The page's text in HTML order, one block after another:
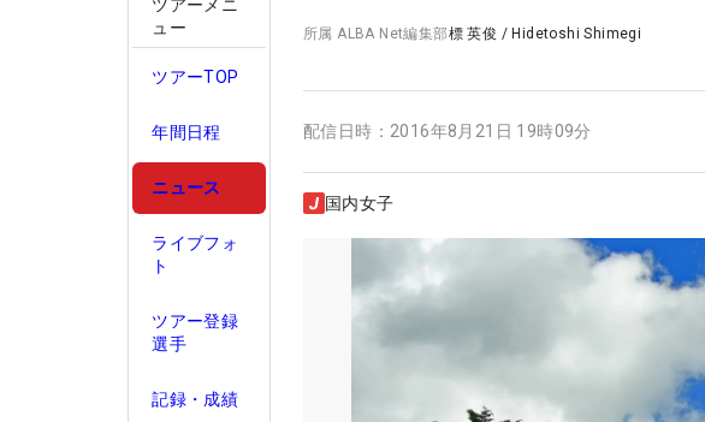
ツアーメニ
ュー
ツアーTOP
年間日程
ニュース
ライブフォ
ト
ツアー登録
選手
記録・成績
所属ALBA Net編集部標 英俊 / Hidetoshi Shimegi
配信日時： 2016年8月21日 19時09分
国内女子